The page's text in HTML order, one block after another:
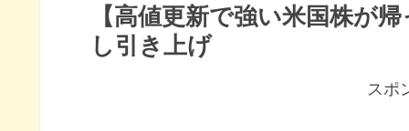
【高値更新で強い米国株が
し引き上げ
スポ